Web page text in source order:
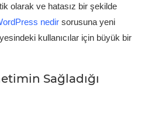
olarak ve hatasız bir şekilde
nedir sorusuna yeni
kullanıcılar için büyük bir
Sağladığı